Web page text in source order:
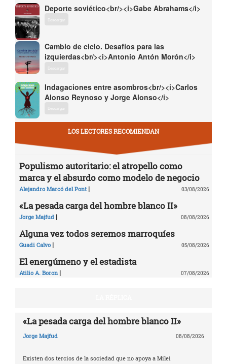
Deporte soviético<br/><i>Gabe Abrahams</i>
Descargar
Cambio de ciclo. Desafíos para las
izquierdas<br/><i>Antonio Antón Morón</i>
Descargar
Indagaciones entre asombros<br/><i>Carlos
Alonso Reynoso y Jorge Alonso</i>
Descargar
LOS LECTORES RECOMIENDAN
Populismo autoritario: el atropello como
marca y el absurdo como modelo de negocio
Alejandro Marcó del Pont | 03/08/2026
«La pesada carga del hombre blanco II»
Jorge Majfud | 08/08/2026
Alguna vez todos seremos marroquíes
Guadi Calvo | 05/08/2026
El energúmeno y el estadista
Atilio A. Boron | 07/08/2026
«La pesada carga del hombre blanco II»
Jorge Majfud 08/08/2026
Existen dos tercios de la sociedad que no apoya a Milei